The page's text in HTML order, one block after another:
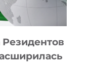
Резидентов